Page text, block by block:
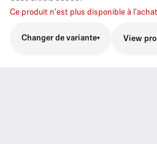
Ce produit n'est plus disponible à l'achat
Changer de variante View